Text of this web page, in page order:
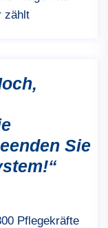
zählt
Sie
Pflegekräfte